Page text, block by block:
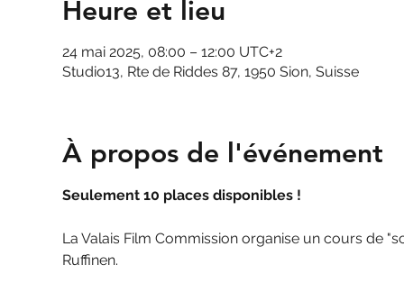
Heure et lieu
24 mai 2025, 08:00 – 12:00 UTC+2
Studio13, Rte de Riddes 87, 1950 Sion, Suisse
À propos de l'événement
Seulement 10 places disponibles !
La Valais Film Commission organise un cours de
Ruffinen.